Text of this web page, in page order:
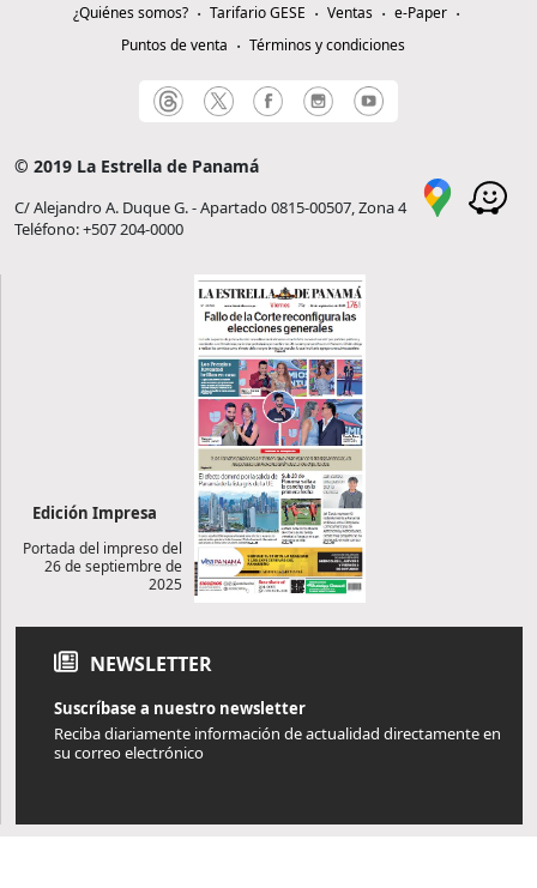
¿Quiénes somos? Tarifario GESE Ventas
e-Paper
Puntos de venta
Términos y condiciones
© 2019 La Estrella de Panamá
C/ Alejandro A. Duque G. - Apartado 0815-00507, Zona 4
Teléfono: +507 204-0000
Edición Impresa
Portada del impreso del
26 de septiembre de
2025
NEWSLETTER
Suscríbase a nuestro newsletter
Reciba diariamente información de actualidad directamente en
su correo electrónico